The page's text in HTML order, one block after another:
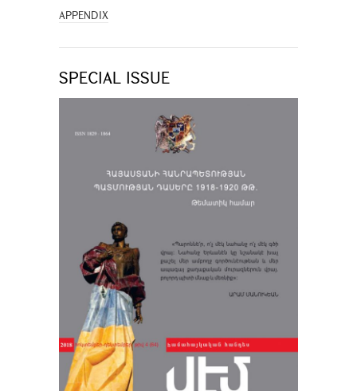
APPENDIX
SPECIAL ISSUE